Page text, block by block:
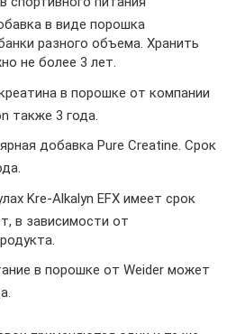
в виде порошка
разного объема. Хранить
не более 3 лет.
в порошке от компании
также 3 года.
добавка Pure Creatine. Срок
Kre-Alkalyn EFX имеет срок
в зависимости от
в порошке от Weider может